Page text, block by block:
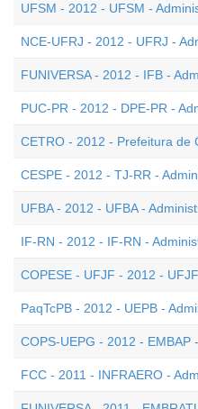
UFSM - 2012 - UFSM -
NCE-UFRJ - 2012 - UFRJ -
FUNIVERSA - 2012 - IFB -
PUC-PR - 2012 - DPE-PR -
CETRO - 2012 - Prefeitura de
CESPE - 2012 - TJ-RR -
UFBA - 2012 - UFBA -
IF-RN - 2012 - IF-RN -
COPESE - UFJF - 2012 -
PaqTcPB - 2012 - UEPB -
COPS-UEPG - 2012 - EMBAP
FCC - 2011 - INFRAERO -